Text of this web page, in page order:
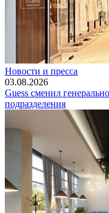
Новости и пресса
03.08.2026
Guess сменил
подразделения